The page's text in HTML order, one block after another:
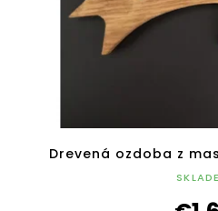
Drevená ozdoba z